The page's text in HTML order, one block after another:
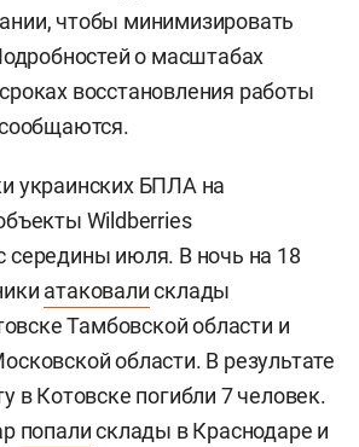
чтобы минимизировать
о масштабах
восстановления работы
украинских БПЛА на
Wildberries
середины июля. В ночь на 18
атаковалисклады
Тамбовской области и
области. В результате
в Котовске погибли 7 человек.
попалисклады в Краснодаре и